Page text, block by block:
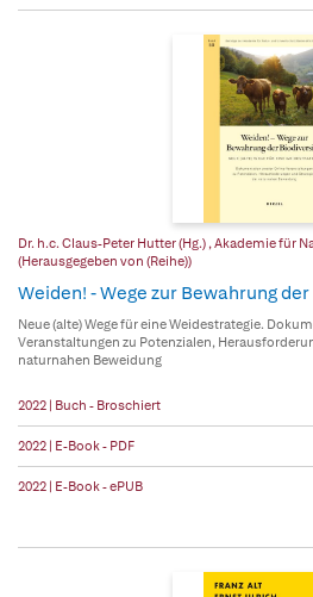
Dr. h.c. Claus-Peter Hutter (Hg.) ,Akademie für
(Herausgegeben von (Reihe))
Weiden! - Wege zur Bewahrung
Neue (alte) Wege für eine Weidestrategie.
Veranstaltungen zu Potenzialen,
naturnahen Beweidung
2022 | Buch - Broschiert
2022 | E-Book - PDF
2022 | E-Book - ePUB